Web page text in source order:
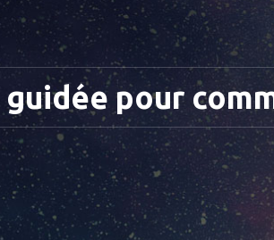
pour